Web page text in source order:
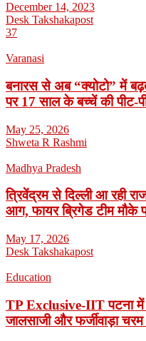
December 14, 2023
Desk Takshakapost
37
Varanasi
बनारस से अब “क्योटो” में
पर 17 साल के बच्चें की पीट-
May 25, 2026
Shweta R Rashmi
Madhya Pradesh
त्रिवेंद्रम से दिल्ली आ रही
आग, फायर ब्रिगेड टीम मौके
May 17, 2026
Desk Takshakapost
Education
TP Exclusive-IIT पटना में
जालसाजी और फर्जीवाड़ा